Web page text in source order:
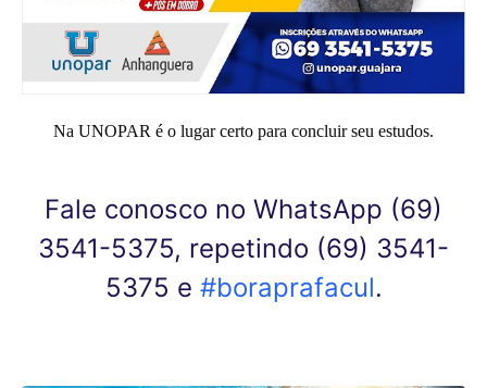
Na UNOPAR é o lugar certo para concluir seu estudos.
Fale conosco no WhatsApp (69)
3541-5375, repetindo (69) 3541-
5375 e #boraprafacul.